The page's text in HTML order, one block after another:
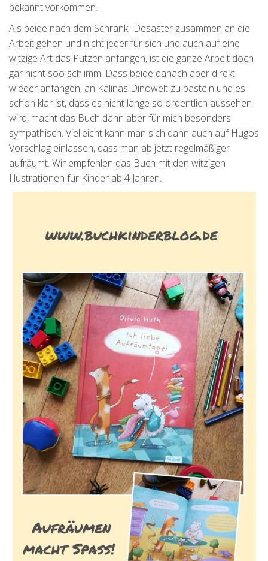
bekannt vorkommen.
Als beide nach dem Schrank- Desaster zusammen an die
Arbeit gehen und nicht jeder für sich und auch auf eine
witzige Art das Putzen anfangen, ist die ganze Arbeit doch
gar nicht soo schlimm. Dass beide danach aber direkt
wieder anfangen, an Kalinas Dinowelt zu basteln und es
schon klar ist, dass es nicht lange so ordentlich aussehen
wird, macht das Buch dann aber für mich besonders
sympathisch. Vielleicht kann man sich dann auch auf Hugos
Vorschlag einlassen, dass man ab jetzt regelmäßiger
aufräumt. Wir empfehlen das Buch mit den witzigen
Illustrationen für Kinder ab 4 Jahren.